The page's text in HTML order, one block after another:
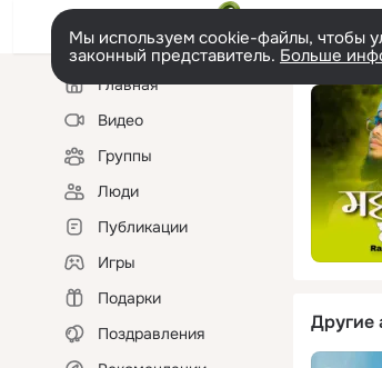
Мы используем cookie-файлы, чтобы
законный представитель. Больше
Левая
колонкаГлавная
Видео
Группы
Люди
Публикации
Игры
Подарки
Поздравления
Другие